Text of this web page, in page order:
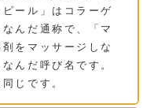
ール」はコラーゲ
んだ通称で、「マ
をマッサージしな
んだ呼び名です。
じです。